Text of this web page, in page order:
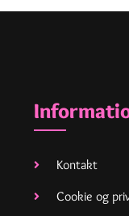
Kontakt
Cookie og